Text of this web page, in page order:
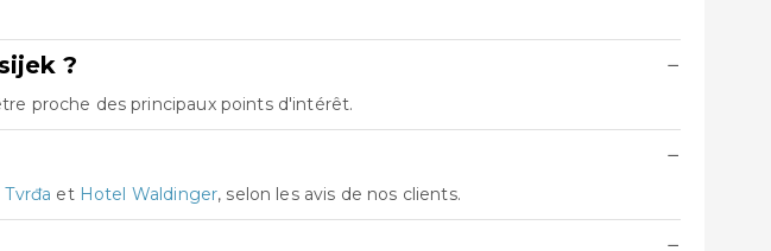
? −
proche des principaux points d'intérêt.
−
et Hotel Waldinger, selon les avis de nos clients.
−